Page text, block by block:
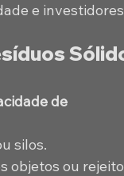
e
de
silos.
objetos ou